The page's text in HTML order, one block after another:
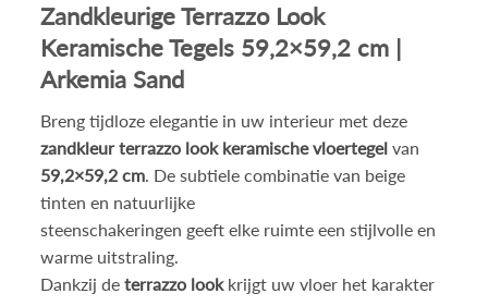
Zandkleurige Terrazzo Look
Keramische Tegels 59,2×59,2 cm |
Arkemia Sand
Breng tijdloze elegantie in uw interieur met deze
zandkleur terrazzo look keramische vloertegelvan
59,2×59,2 cm. De subtiele combinatie van beige
tinten en natuurlijke
steenschakeringen geeft elke ruimte een stijlvolle en
warme uitstraling.
Dankzij de terrazzo lookkrijgt uw vloer het karakter